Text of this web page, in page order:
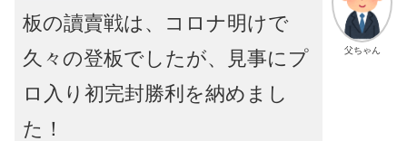
父ちゃん
板の讀賣戦は、コロナ明けで
久々の登板でしたが、見事にプ
ロ入り初完封勝利を納めまし
た！